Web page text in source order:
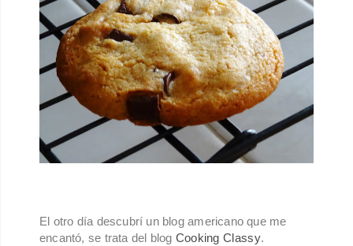
El otro día descubrí un blog americano que me
encantó, se trata del blog Cooking Classy.